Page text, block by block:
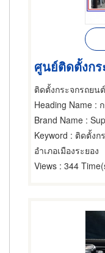
ศูนย์ติดตั้งก
Heading Name :
Brand Name :
Keyword : ติดตั้งก
อำเภอเมืองระยอง
Views : 344